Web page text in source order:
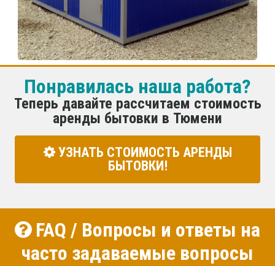
Понравилась наша работа?
Теперь давайте рассчитаем стоимость
аренды бытовки в Тюмени
УЗНАТЬ СТОИМОСТЬ АРЕНДЫ
БЫТОВКИ!
FAQ / Вопросы и ответы на
часто задаваемые вопросы